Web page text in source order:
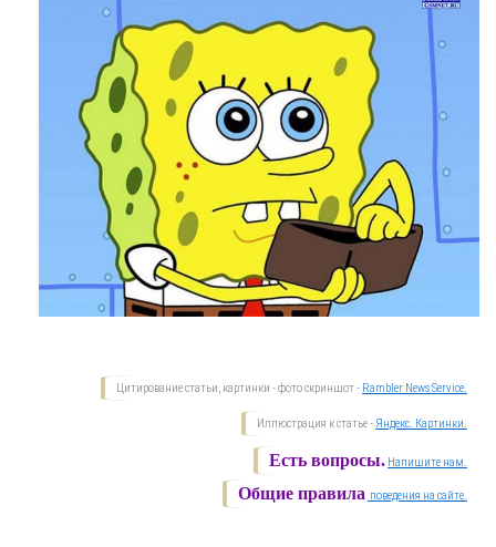
Цитирование статьи, картинки - фото скриншот - Rambler News Service.
Иллюстрация к статье - Яндекс. Картинки.
Есть вопросы. Напишите нам.
Общие правила поведения на сайте.